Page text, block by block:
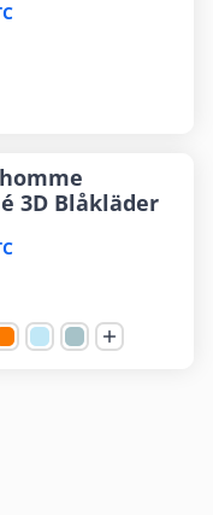
3D Blåkläder
